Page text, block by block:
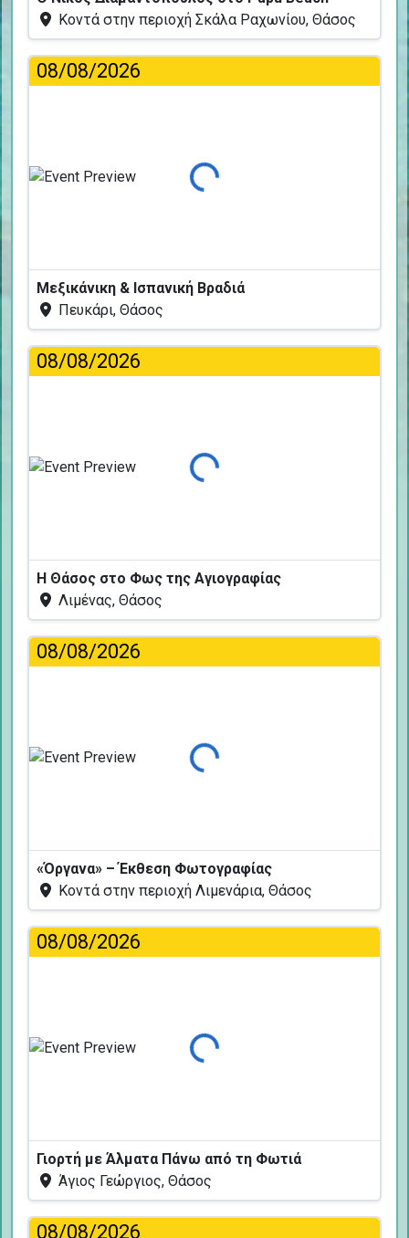
Κοντά στην περιοχή Σκάλα Ραχωνίου, Θάσος
08/08/2026
Φόρτωση...
Μεξικάνικη & Ισπανική Βραδιά
Πευκάρι, Θάσος
08/08/2026
Φόρτωση...
Η Θάσος στο Φως της Αγιογραφίας
Λιμένας, Θάσος
08/08/2026
Φόρτωση...
«Όργανα» – Έκθεση Φωτογραφίας
Κοντά στην περιοχή Λιμενάρια, Θάσος
08/08/2026
Φόρτωση...
Γιορτή με Άλματα Πάνω από τη Φωτιά
Άγιος Γεώργιος, Θάσος
08/08/2026